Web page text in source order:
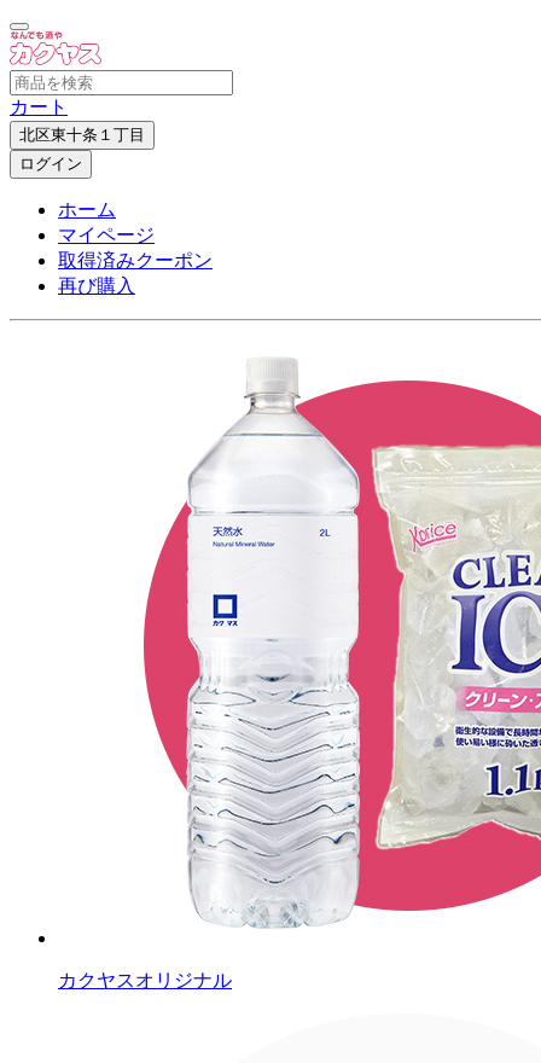
カート
北区東十条１丁目
ログイン
ホーム
マイページ
取得済みクーポン
再び購入
カクヤスオリジナル